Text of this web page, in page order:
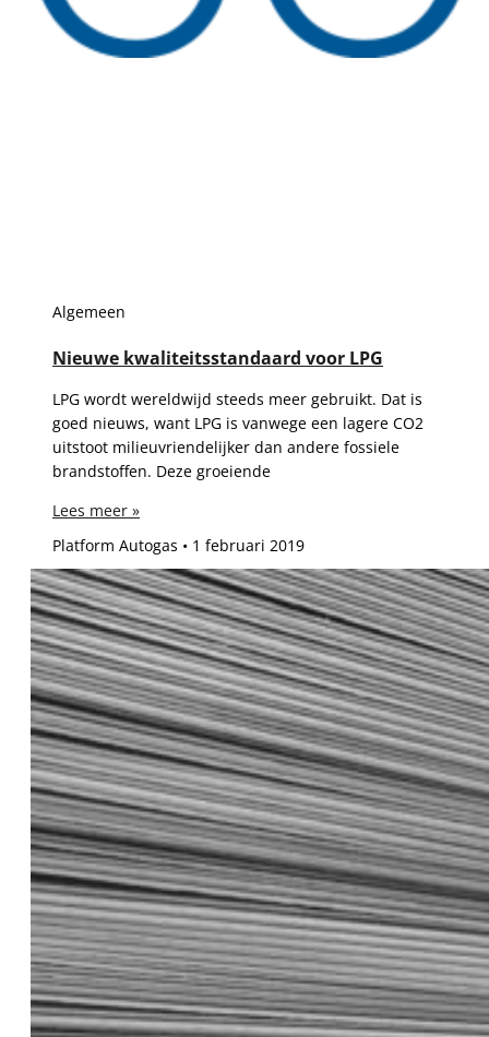
Algemeen
Nieuwe kwaliteitsstandaard voor LPG
LPG wordt wereldwijd steeds meer gebruikt. Dat is
goed nieuws, want LPG is vanwege een lagere CO2
uitstoot milieuvriendelijker dan andere fossiele
brandstoffen. Deze groeiende
Lees meer »
Platform Autogas
1 februari 2019